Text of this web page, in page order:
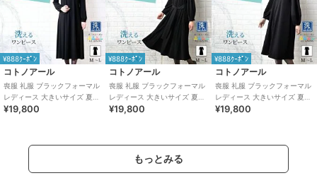
¥888ｸｰﾎﾟﾝ
コトノアール
喪服 礼服 ブラックフォーマル
レディース 大きいサイズ 夏物
夏用 洗える 日本製
¥19,800
¥888ｸｰﾎﾟﾝ
コトノアール
喪服 礼服 ブラックフォーマル
レディース 大きいサイズ 夏物
夏用 洗える 日本製
¥19,800
¥888ｸｰﾎﾟﾝ
コトノアール
喪服 礼服 ブラックフォーマル
レディース 大きいサイズ 夏物
夏用 洗える 日本製
¥19,800
もっとみる